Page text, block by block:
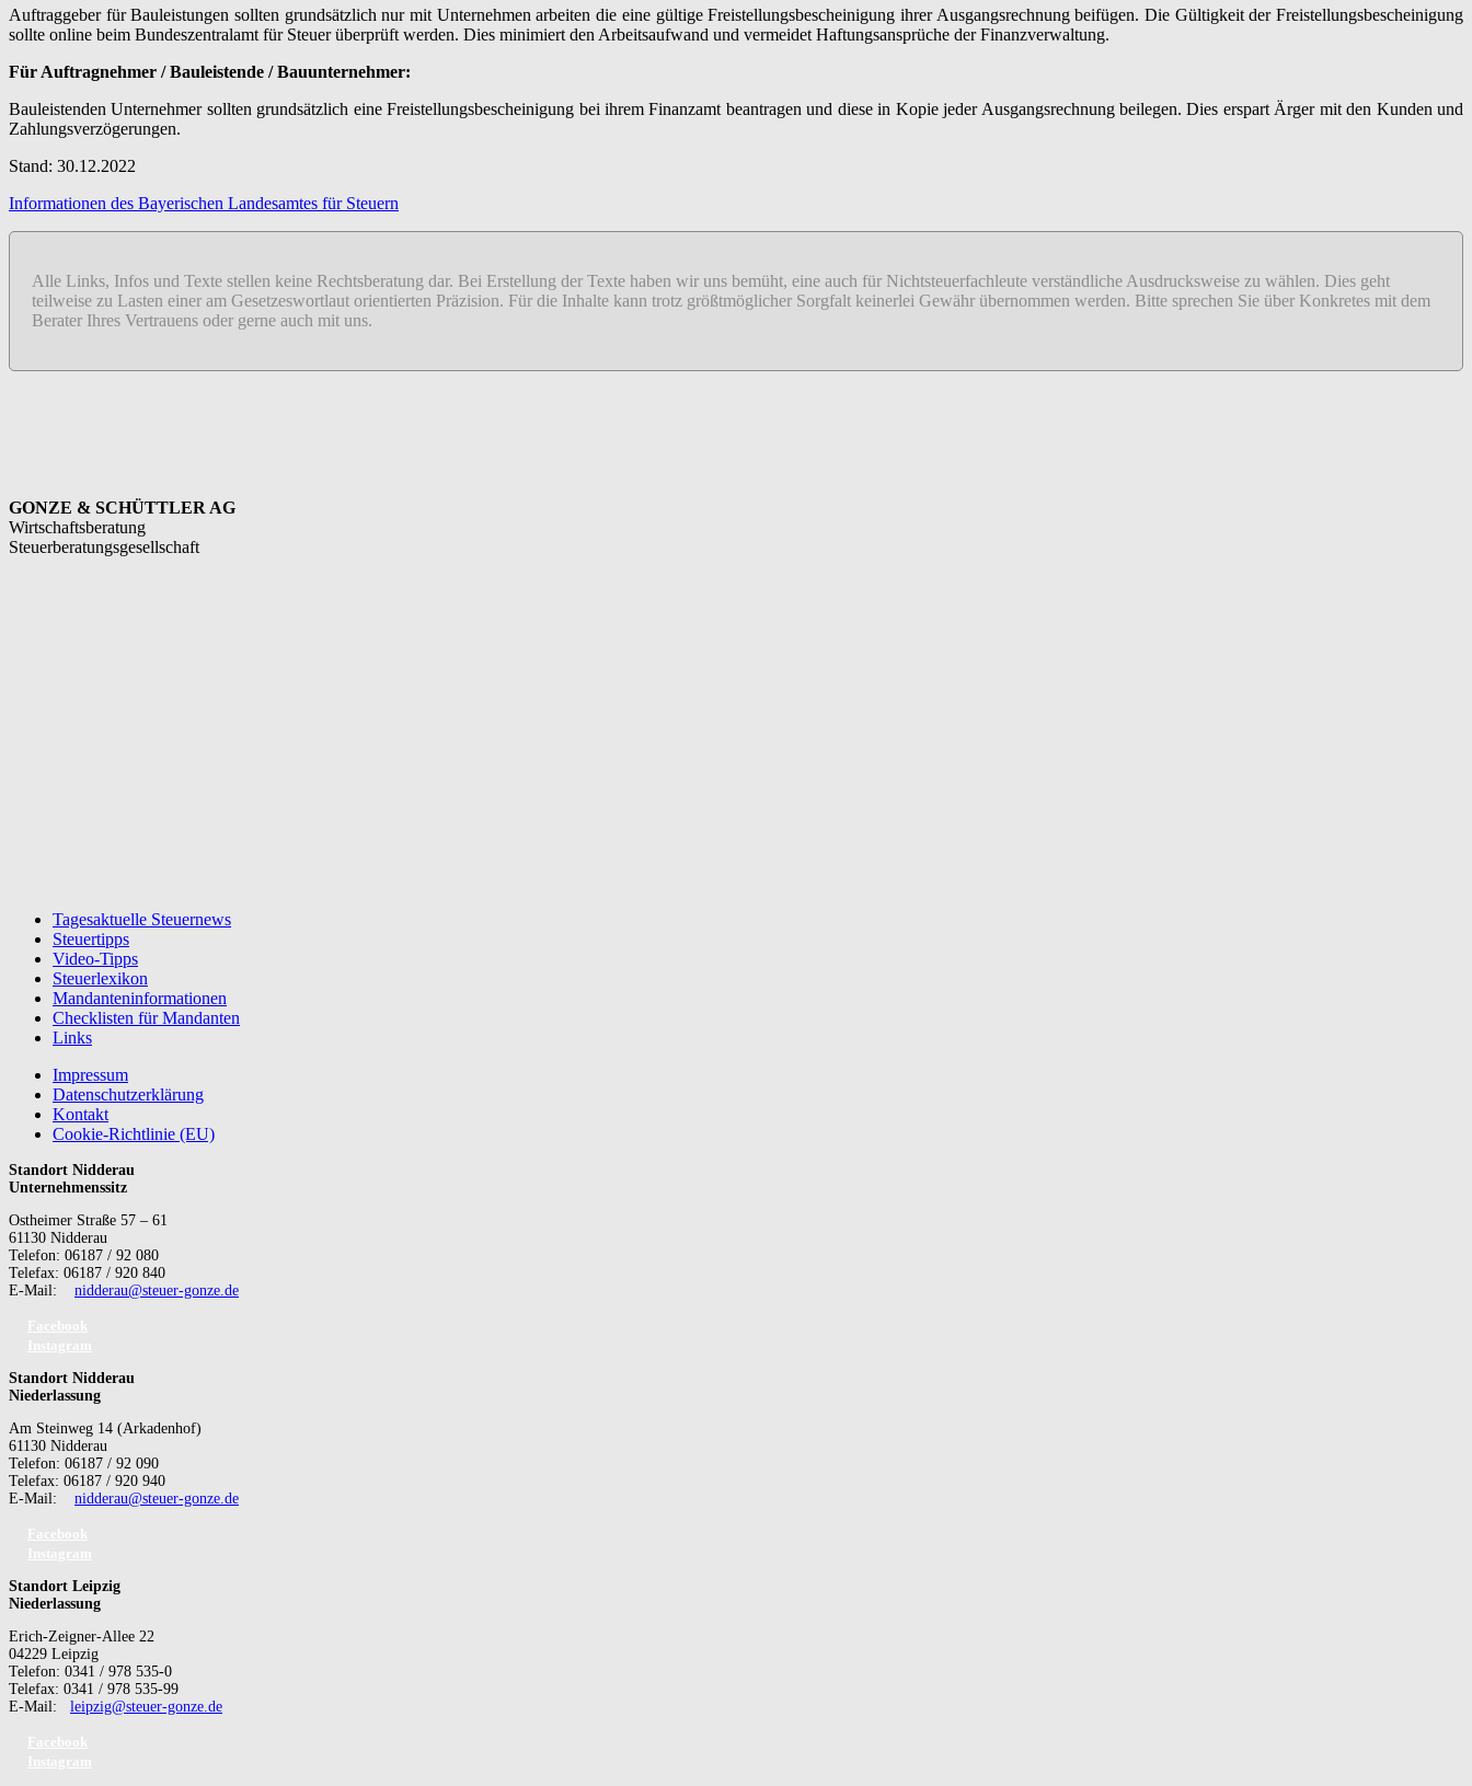
Auftraggeber für Bauleistungen sollten grundsätzlich nur mit Unternehmen arbeiten die eine gültige Freistellungsbescheinigung ihrer Ausgangsrechnung beifügen. Die Gültigkeit der Freistellungsbescheinigung
sollte online beim Bundeszentralamt für Steuer überprüft werden. Dies minimiert den Arbeitsaufwand und vermeidet Haftungsansprüche der Finanzverwaltung.
Für Auftragnehmer / Bauleistende / Bauunternehmer:
Bauleistenden Unternehmer sollten grundsätzlich eine Freistellungsbescheinigung bei ihrem Finanzamt beantragen und diese in Kopie jeder Ausgangsrechnung beilegen. Dies erspart Ärger mit den Kunden und
Zahlungsverzögerungen.
Stand: 30.12.2022
Informationen des Bayerischen Landesamtes für Steuern
Alle Links, Infos und Texte stellen keine Rechtsberatung dar. Bei Erstellung der Texte haben wir uns bemüht, eine auch für Nichtsteuerfachleute verständliche Ausdrucksweise zu wählen. Dies geht
teilweise zu Lasten einer am Gesetzeswortlaut orientierten Präzision. Für die Inhalte kann trotz größtmöglicher Sorgfalt keinerlei Gewähr übernommen werden. Bitte sprechen Sie über Konkretes mit dem
Berater Ihres Vertrauens oder gerne auch mit uns.
GONZE & SCHÜTTLER AG
Wirtschaftsberatung
Steuerberatungsgesellschaft
Tagesaktuelle Steuernews
Steuertipps
Video-Tipps
Steuerlexikon
Mandanteninformationen
Checklisten für Mandanten
Links
Impressum
Datenschutzerklärung
Kontakt
Cookie-Richtlinie (EU)
Standort Nidderau
Unternehmenssitz
Ostheimer Straße 57 – 61
61130 Nidderau
Telefon: 06187 / 92 080
Telefax: 06187 / 920 840
E-Mail: nidderau@steuer-gonze.de
Standort Nidderau
Niederlassung
Am Steinweg 14 (Arkadenhof)
61130 Nidderau
Telefon: 06187 / 92 090
Telefax: 06187 / 920 940
E-Mail: nidderau@steuer-gonze.de
Standort Leipzig
Niederlassung
Erich-Zeigner-Allee 22
04229 Leipzig
Telefon: 0341 / 978 535-0
Telefax: 0341 / 978 535-99
E-Mail: leipzig@steuer-gonze.de